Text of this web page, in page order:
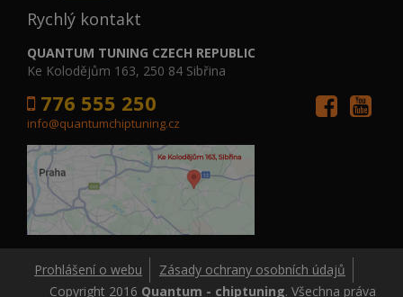
Rychlý kontakt
QUANTUM TUNING CZECH REPUBLIC
Ke Kolodějům 163, 250 84 Sibřina
776 555 250
info@quantumchiptuning.cz
Prohlášení o webu
Zásady ochrany osobních údajů
Copyright 2016 Quantum - chiptuning. Všechna práva